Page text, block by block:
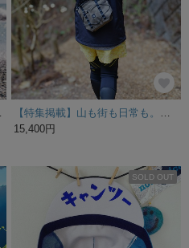
15,400円
SOLD OUT